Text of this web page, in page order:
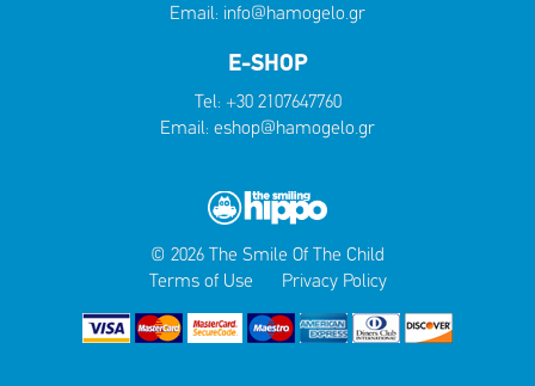
Email: info@hamogelo.gr
E-SHOP
Tel: +30 2107647760
Email: eshop@hamogelo.gr
© 2026 The Smile Of The Child
Terms of Use
Privacy Policy